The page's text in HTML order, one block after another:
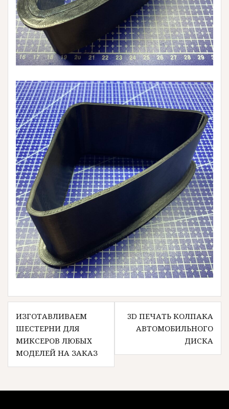
Навигация
по
записям
ИЗГОТАВЛИВАЕМ
ШЕСТЕРНИ ДЛЯ
МИКСЕРОВ ЛЮБЫХ
МОДЕЛЕЙ НА ЗАКАЗ
3D ПЕЧАТЬ КОЛПАКА
АВТОМОБИЛЬНОГО
ДИСКА